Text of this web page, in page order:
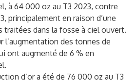
à 64 000 oz au T3 2023, contre
principalement en raison d’une
traitées dans la fosse à ciel ouvert.
l’augmentation des tonnes de
ont augmenté de 6 % en
d’or a été de 76 000 oz au T3